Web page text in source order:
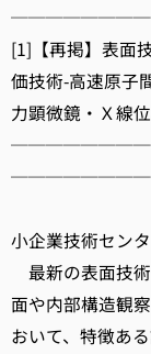
[1]【再掲】表面
価技術-高速原子
力顕微鏡・Ｘ線
京
小企業技術セン
最新の表面技
面や内部構造観
おいて、特徴あ